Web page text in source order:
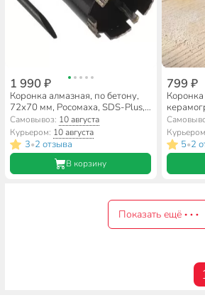
1 990 ₽
Коронка алмазная, по бетону,
72х70 мм, Росомаха, SDS-Plus, с
переходником, 500072
Самовывоз: 10 августа
Курьером: 10 августа
3•2 отзыва
В корзину
799 ₽
154045
5•2
Показать ещё